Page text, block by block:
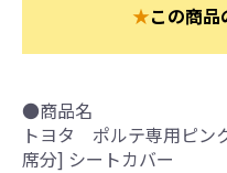
★この商
●商品名
トヨタ ポルテ専用ピン
席分] シートカバー